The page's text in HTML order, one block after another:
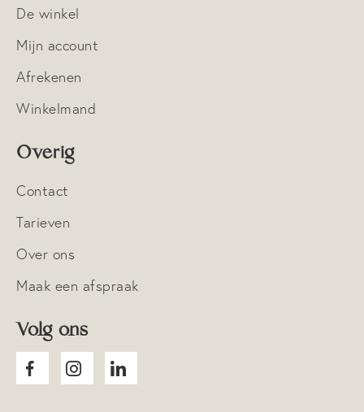
De winkel
Mijn account
Afrekenen
Winkelmand
Overig
Contact
Tarieven
Over ons
Maak een afspraak
Volg ons